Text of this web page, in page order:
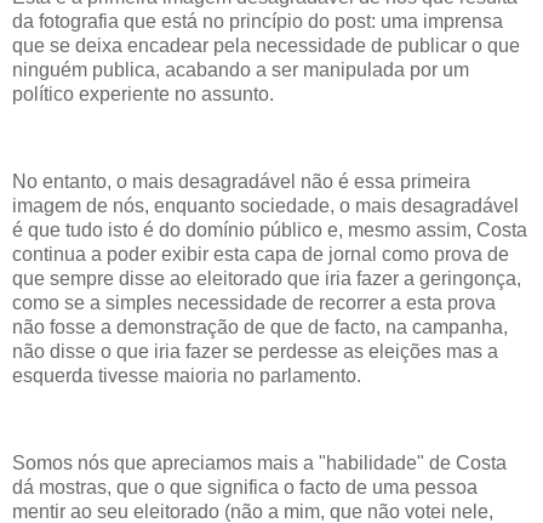
da fotografia que está no princípio do post: uma imprensa
que se deixa encadear pela necessidade de publicar o que
ninguém publica, acabando a ser manipulada por um
político experiente no assunto.
No entanto, o mais desagradável não é essa primeira
imagem de nós, enquanto sociedade, o mais desagradável
é que tudo isto é do domínio público e, mesmo assim, Costa
continua a poder exibir esta capa de jornal como prova de
que sempre disse ao eleitorado que iria fazer a geringonça,
como se a simples necessidade de recorrer a esta prova
não fosse a demonstração de que de facto, na campanha,
não disse o que iria fazer se perdesse as eleições mas a
esquerda tivesse maioria no parlamento.
Somos nós que apreciamos mais a "habilidade" de Costa
dá mostras, que o que significa o facto de uma pessoa
mentir ao seu eleitorado (não a mim, que não votei nele,